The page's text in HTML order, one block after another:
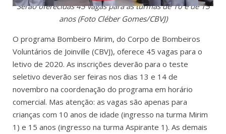
Serão oferecidas 45 vagas para as turmas de 10 e de 15
anos (Foto Cléber Gomes/CBVJ)
O programa Bombeiro Mirim, do Corpo de Bombeiros
Voluntários de Joinville (CBVJ), oferece 45 vagas para o
letivo de 2020. As inscrições deverão para o teste
seletivo deverão ser feiras nos dias 13 e 14 de
novembro na coordenação do programa em horário
comercial. Mas atenção: as vagas são apenas para
crianças com 10 anos de idade (ingresso na turma Mirim
1) e 15 anos (ingresso na turma Aspirante 1). As demais